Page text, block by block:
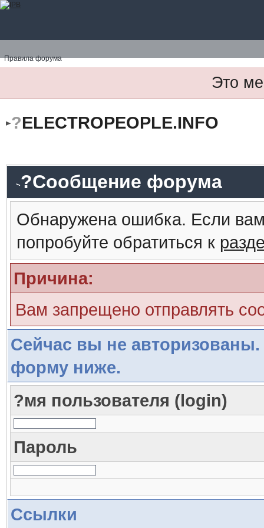
Правила форума
Это
?ELECTROPEOPLE.INFO
?Сообщение форума
Обнаружена ошибка. Если
попробуйте обратиться к
Причина:
Вам запрещено отправлять
Сейчас вы не авторизованы.
форму ниже.
?мя пользователя (login)
Пароль
Ссылки